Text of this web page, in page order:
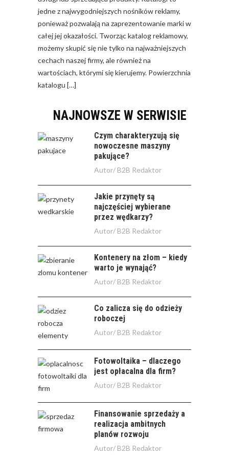
jedne z najwygodniejszych nośników reklamy,
ponieważ pozwalają na zaprezentowanie marki w
całej jej okazałości. Tworząc katalog reklamowy,
możemy skupić się nie tylko na najważniejszych
cechach naszej firmy, ale również na
wartościach, którymi się kierujemy. Powierzchnia
katalogu […]
NAJNOWSZE W SERWISIE
Czym charakteryzują się
nowoczesne maszyny
pakujące?
Autor/ B2B Redaktor
Jakie przynęty są
najczęściej wybierane
przez wędkarzy?
Autor/ B2B Redaktor
Kontenery na złom – kiedy
warto je wynająć?
Autor/ B2B Redaktor
Co zalicza się do odzieży
roboczej
Autor/ B2B Redaktor
Fotowoltaika – dlaczego
jest opłacalna dla firm?
Autor/ B2B Redaktor
Finansowanie sprzedaży a
realizacja ambitnych
planów rozwoju
Autor/ B2B Redaktor